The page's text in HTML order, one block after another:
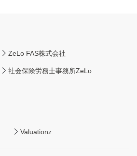
ZeLo FAS株式会社
社会保険労務士事務所ZeLo
Valuationz